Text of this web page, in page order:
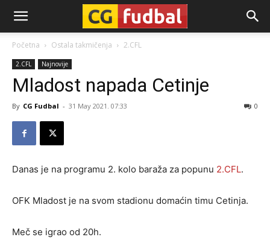
CG-
Fudbal
Početna Ostala takmičenja 2.CFL
2.CFL Najnovije
Mladost napada Cetinje
By CG Fudbal - 31 May 2021. 07:33 0
Danas je na programu 2. kolo baraža za popunu 2.CFL.
OFK Mladost je na svom stadionu domaćin timu Cetinja.
Meč se igrao od 20h.